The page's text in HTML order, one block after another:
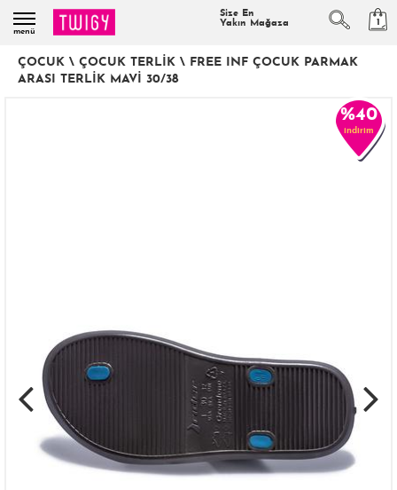
menü
Size En
Yakın Mağaza
1
ÇOCUK \ ÇOCUK TERLIK \ FREE INF ÇOCUK PARMAK
ARASI TERLIK MAVI 30/38
%40
indirim